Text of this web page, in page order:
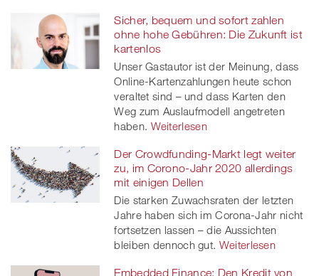
Sicher, bequem und sofort zahlen
ohne hohe Gebühren: Die Zukunft ist
kartenlos
Unser Gastautor ist der Meinung, dass
Online-Kartenzahlungen heute schon
veraltet sind – und dass Karten den
Weg zum Auslaufmodell angetreten
haben. Weiterlesen
Der Crowdfunding-Markt legt weiter
zu, im Corono-Jahr 2020 allerdings
mit einigen Dellen
Die starken Zuwachsraten der letzten
Jahre haben sich im Corona-Jahr nicht
fortsetzen lassen – die Aussichten
bleiben dennoch gut. Weiterlesen
Embedded Finance: Den Kredit von